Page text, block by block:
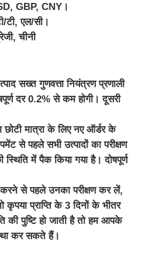
GBP, CNY।
टी, एल/सी।
चीनी
सख्त गुणवत्ता नियंत्रण प्रणाली
दर 0.2% से कम होगी। दूसरी
छोटी मात्रा के लिए नए ऑर्डर के
से पहले सभी उत्पादों का परीक्षण
में पैक किया गया है। दोषपूर्ण
से पहले उनका परीक्षण कर लें,
कृपया प्राप्ति के 3 दिनों के भीतर
की पुष्टि हो जाती है तो हम आपके
कर सकते हैं।